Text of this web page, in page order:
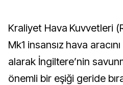
Kraliyet Hava Kuvvetleri (RAF), Protector RG
Mk1 insansız hava
alarak İngiltere’nin
önemli bir eşiği geride